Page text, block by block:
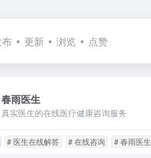
更新 浏览 点赞
春雨医生
真实医生的在线医疗健康咨询服务
# 医生在线解答 # 在线咨询 # 春雨医生